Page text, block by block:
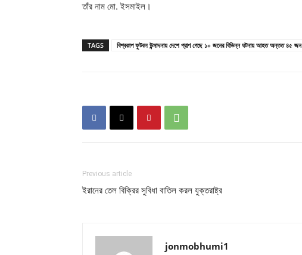
তাঁর নাম মো. ইসমাইল।
TAGS বিশ্বকাপ ফুটবল উন্মাদনায় দেশে প্রাণ গেছে ১০ জনের বিভিন্ন ঘটনায় আহত অন্তত ৪৫ জন
Previous article
ইরানের তেল বিক্রির সুবিধা বাতিল করল যুক্তরাষ্ট্র
jonmobhumi1